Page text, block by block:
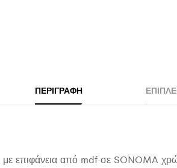
ΠΕΡΙΓΡΑΦΉ
επιφάνεια από mdf σε SONOMA